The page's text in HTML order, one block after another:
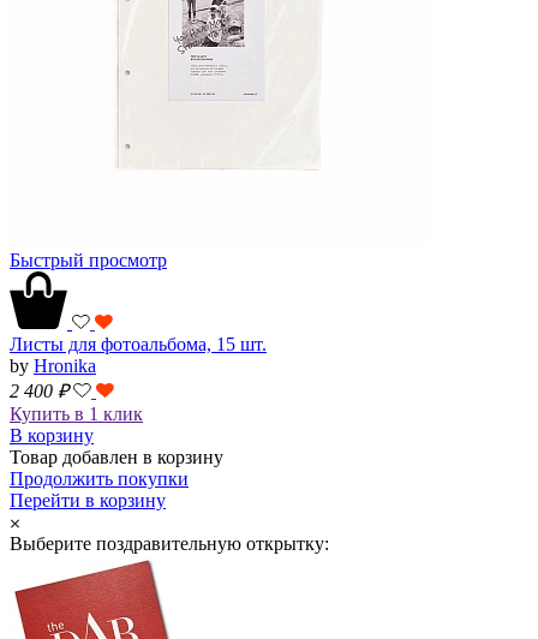
Быстрый просмотр
Листы для фотоальбома, 15 шт.
by Hronika
2 400 ₽
Купить в 1 клик
В корзину
Товар добавлен в корзину
Продолжить покупки
Перейти в корзину
Выберите поздравительную открытку: